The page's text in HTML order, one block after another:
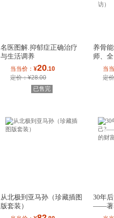
名医图解.抑郁症正确治疗
与生活调养
当当价： ¥20.10
定价：¥28.00
已售完
养骨
师、
骨骼
当
定
从北极到亚马孙（珍藏插图
版套装）
30年
——著
财富